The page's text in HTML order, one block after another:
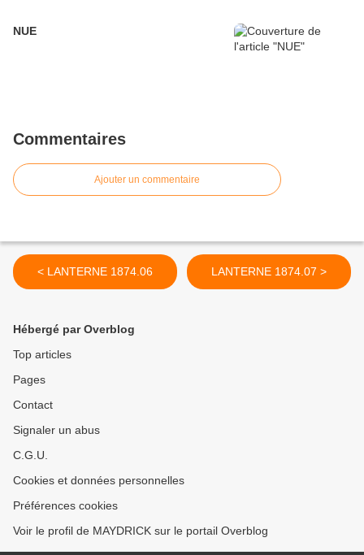
NUE
Commentaires
Ajouter un commentaire
< LANTERNE 1874.06 LANTERNE 1874.07 >
Hébergé par Overblog
Top articles
Pages
Contact
Signaler un abus
C.G.U.
Cookies et données personnelles
Préférences cookies
Voir le profil de MAYDRICK sur le portail Overblog